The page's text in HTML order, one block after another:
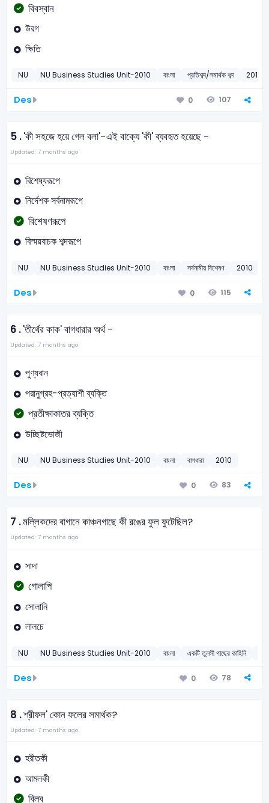
বিবস্বান
উরগ
ক্ষিতি
NU NU Business Studies Unit-2010 বাংলা প্রতিশব্দ/সমার্থক শব্দ 2010
Des 0 107
5 .'কী সহজে হয়ে গেল বলা'-এই বাক্যে 'কী' ব্যবহৃত হয়েছে -
Updated: 7 months ago
বিশেষ্যরূপে
নির্দেশক সর্বনামরূপে
বিশেষণরূপে
বিস্ময়বাচক শব্দরূপে
NU NU Business Studies Unit-2010 বাংলা সর্বনামীয় বিশেষণ 2010
Des 0 115
6 .'তীর্থের কাক' বাগধারার অর্থ -
Updated: 7 months ago
পুণ্যবান
পরানুগ্রহ-প্রত্যাশী ব্যক্তি
প্রতীক্ষাকাতর ব্যক্তি
উচ্ছিষ্টভোজী
NU NU Business Studies Unit-2010 বাংলা বাগধারা 2010
Des 0 83
7 .মল্লিকদের বাগানে কাঞ্চনগাছে কী রঙের ফুল ফুটেছিল?
Updated: 7 months ago
সাদা
গোলাপি
সোলানি
লালচে
NU NU Business Studies Unit-2010 বাংলা একটি তুলসী গাছের কাহিনি
Des 0 78
8 .শ্রীফল' কোন ফলের সমার্থক?
Updated: 7 months ago
হরীতকী
আমলকী
বিল্ব